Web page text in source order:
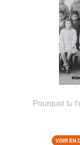
Pourquoi tu
VOIR EN